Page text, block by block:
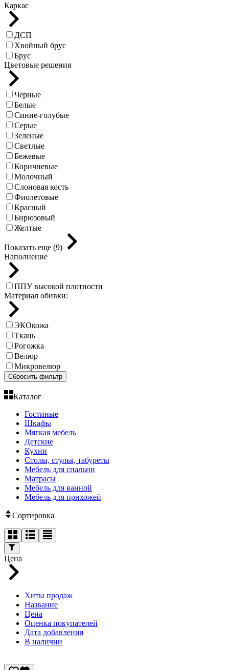
Каркас
ДСП
Хвойный брус
Брус
Цветовые решения
Черные
Белые
Синие-голубые
Серые
Зеленые
Светлые
Бежевые
Коричневые
Молочный
Слоновая кость
Фиолетовые
Красный
Бирюзовый
Желтые
Показать еще (9)
Наполнение
ППУ высокой плотности
Материал обивки:
ЭКОкожа
Ткань
Рогожка
Велюр
Микровелюр
Сбросить фильтр
Каталог
Гостиные
Шкафы
Мягкая мебель
Детские
Кухни
Столы, стулья, табуреты
Мебель для спальни
Матрасы
Мебель для ванной
Мебель для прихожей
Сортировка
Цена
Хиты продаж
Название
Цена
Оценка покупателей
Дата добавления
В наличии